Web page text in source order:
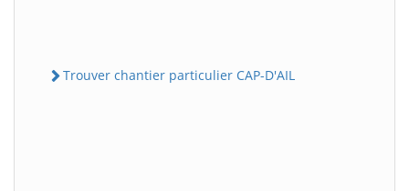
Trouver chantier particulier CAP-D'AIL